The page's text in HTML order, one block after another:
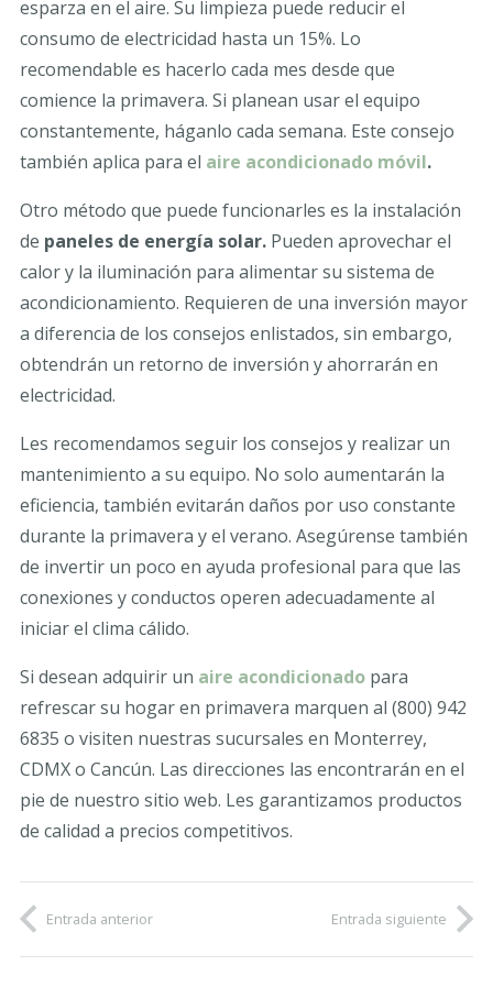
esparza en el aire. Su limpieza puede reducir el
consumo de electricidad hasta un 15%. Lo
recomendable es hacerlo cada mes desde que
comience la primavera. Si planean usar el equipo
constantemente, háganlo cada semana. Este consejo
también aplica para el aire acondicionado móvil.
Otro método que puede funcionarles es la instalación
de paneles de energía solar. Pueden aprovechar el
calor y la iluminación para alimentar su sistema de
acondicionamiento. Requieren de una inversión mayor
a diferencia de los consejos enlistados, sin embargo,
obtendrán un retorno de inversión y ahorrarán en
electricidad.
Les recomendamos seguir los consejos y realizar un
mantenimiento a su equipo. No solo aumentarán la
eficiencia, también evitarán daños por uso constante
durante la primavera y el verano. Asegúrense también
de invertir un poco en ayuda profesional para que las
conexiones y conductos operen adecuadamente al
iniciar el clima cálido.
Si desean adquirir un aire acondicionadopara
refrescar su hogar en primavera marquen al (800) 942
6835 o visiten nuestras sucursales en Monterrey,
CDMX o Cancún. Las direcciones las encontrarán en el
pie de nuestro sitio web. Les garantizamos productos
de calidad a precios competitivos.
Entrada anterior Entrada siguiente